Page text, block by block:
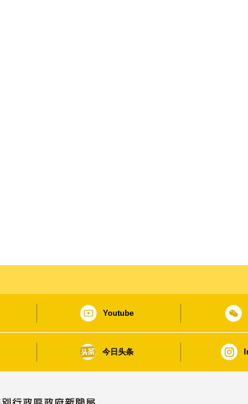
Youtube
今日头条